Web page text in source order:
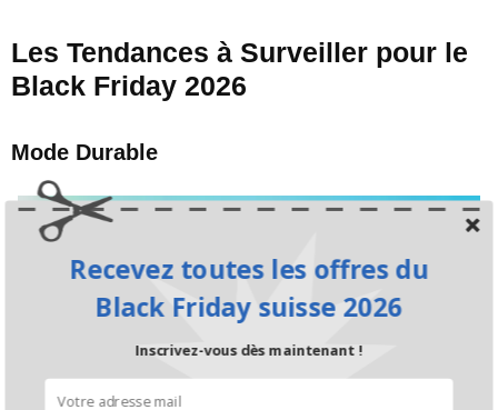
Les Tendances à Surveiller pour le
Black Friday 2026
Mode Durable
Recevez toutes les offres du
Black Friday suisse 2026
Inscrivez-vous dès maintenant !